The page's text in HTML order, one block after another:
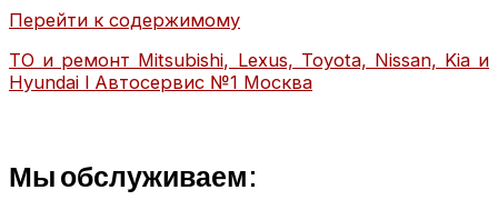
Перейти к содержимому
ТО и ремонт Mitsubishi, Lexus, Toyota, Nissan, Kia и
Hyundai l Автосервис №1 Москва
Мы обслуживаем: